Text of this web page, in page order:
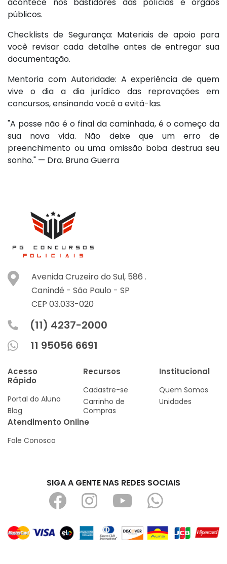
públicos.
Checklists de Segurança: Materiais de apoio para
você revisar cada detalhe antes de entregar sua
documentação.
Mentoria com Autoridade: A experiência de quem
vive o dia a dia jurídico das reprovações em
concursos, ensinando você a evitá-las.
"A posse não é o final da caminhada, é o começo da
sua nova vida. Não deixe que um erro de
preenchimento ou uma omissão boba destrua seu
sonho." — Dra. Bruna Guerra
Avenida Cruzeiro do Sul, 586 .
Canindé - São Paulo - SP
CEP 03.033-020
(11) 4237-2000
11 95056 6691
Acesso
Rápido
Portal do Aluno
Blog
Recursos
Cadastre-se
Carrinho de
Compras
Institucional
Quem Somos
Unidades
Atendimento Online
Fale Conosco
SIGA A GENTE NAS REDES SOCIAIS